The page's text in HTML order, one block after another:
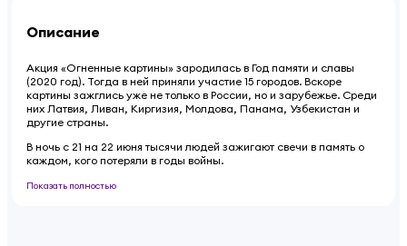
Описание
Акция «Огненные картины» зародилась в Год памяти и славы
(2020 год). Тогда в ней приняли участие 15 городов. Вскоре
картины зажглись уже не только в России, но и зарубежье. Среди
них Латвия, Ливан, Киргизия, Молдова, Панама, Узбекистан и
другие страны.
В ночь с 21 на 22 июня тысячи людей зажигают свечи в память о
каждом, кого потеряли в годы войны.
Показать полностью